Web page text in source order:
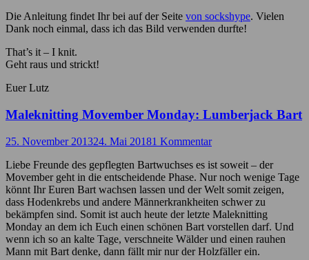
Die Anleitung findet Ihr bei auf der Seite von sockshype. Vielen
Dank noch einmal, dass ich das Bild verwenden durfte!
That’s it – I knit.
Geht raus und strickt!
Euer Lutz
Maleknitting Movember Monday: Lumberjack Bart
25. November 201324. Mai 20181 Kommentar
Liebe Freunde des gepflegten Bartwuchses es ist soweit – der
Movember geht in die entscheidende Phase. Nur noch wenige Tage
könnt Ihr Euren Bart wachsen lassen und der Welt somit zeigen,
dass Hodenkrebs und andere Männerkrankheiten schwer zu
bekämpfen sind. Somit ist auch heute der letzte Maleknitting
Monday an dem ich Euch einen schönen Bart vorstellen darf. Und
wenn ich so an kalte Tage, verschneite Wälder und einen rauhen
Mann mit Bart denke, dann fällt mir nur der Holzfäller ein.